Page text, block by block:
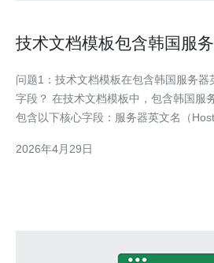
技术文档模板包含韩国服
问题1：技术文档模板在包含韩国服务
字段？ 在技术文档模板中，包含韩国服
包含以下核心字段：服务器英文名（
统版本（OS Version）、SSH 连接信息
2026年4月29日